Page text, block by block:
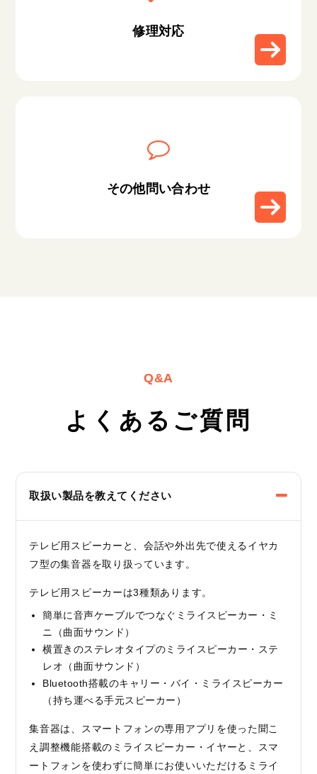
修理対応
その他問い合わせ
Q&A
よくあるご質問
取扱い製品を教えてください
テレビ用スピーカーと、会話や外出先で使えるイヤカ
フ型の集音器を取り扱っています。
テレビ用スピーカーは3種類あります。
簡単に音声ケーブルでつなぐミライスピーカー・ミ
ニ（曲面サウンド）
横置きのステレオタイプのミライスピーカー・ステ
レオ（曲面サウンド）
Bluetooth搭載のキャリー・バイ・ミライスピーカー
（持ち運べる手元スピーカー）
集音器は、スマートフォンの専用アプリを使った聞こ
え調整機能搭載のミライスピーカー・イヤーと、スマ
ートフォンを使わずに簡単にお使いいただけるミライ